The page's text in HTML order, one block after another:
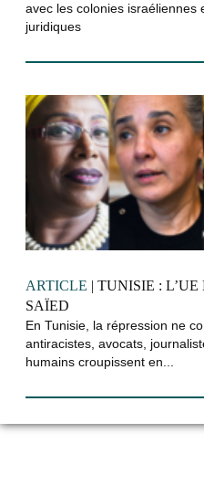
avec les colonies israéliennes
juridiques
ARTICLE | TUNISIE :
SAÏED
En Tunisie, la répression ne
antiracistes, avocats,
humains croupissent en...